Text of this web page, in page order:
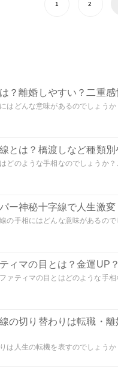
1 2
？離婚しやすい？二重
はどんな意味があるのでしょう
とは？橋渡しなど種類
どのような手相なのでしょうか
パー神秘十字線で人生激
の手相にはどんな意味があるの
ティマの目とは？金運UP
ァティマの目とはどのような手
線の切り替わりは転職・
は人生の転機を表すのでしょう